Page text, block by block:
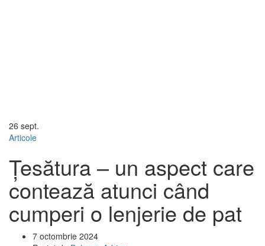
26 sept.
Articole
Țesătura – un aspect care
contează atunci când
cumperi o lenjerie de pat
7 octombrie 2024